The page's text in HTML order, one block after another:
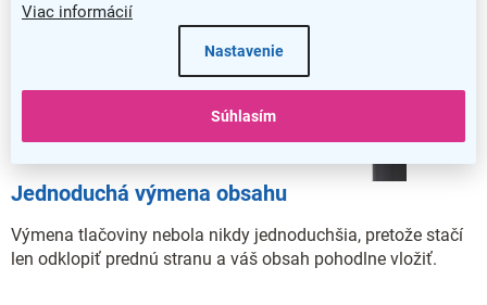
Viac informácií
Nastavenie
Súhlasím
Jednoduchá výmena obsahu
Výmena tlačoviny nebola nikdy jednoduchšia, pretože stačí
len odklopiť prednú stranu a váš obsah pohodlne vložiť.